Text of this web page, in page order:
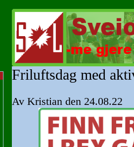
Friluftsdag med
Av Kristian den 24.08.22